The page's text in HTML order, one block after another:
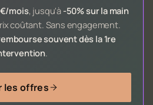
mois, jusqu'à -50% sur la main
coûtant. Sans engagement.
souvent dès la 1re
.
les offres